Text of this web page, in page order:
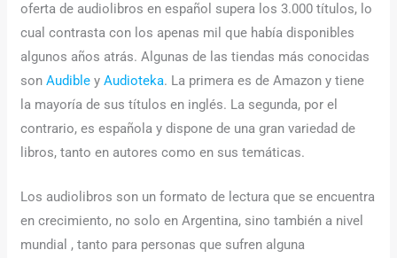
oferta de audiolibros en español supera los 3.000 títulos, lo
cual contrasta con los apenas mil que había disponibles
algunos años atrás. Algunas de las tiendas más conocidas
sonAudible yAudioteka. La primera es de Amazon y tiene
la mayoría de sus títulos en inglés. La segunda, por el
contrario, es española y dispone de una gran variedad de
libros, tanto en autores como en sus temáticas.
Los audiolibros son un formato de lectura que se encuentra
en crecimiento, no solo en Argentina, sino también a nivel
mundial , tanto para personas que sufren alguna